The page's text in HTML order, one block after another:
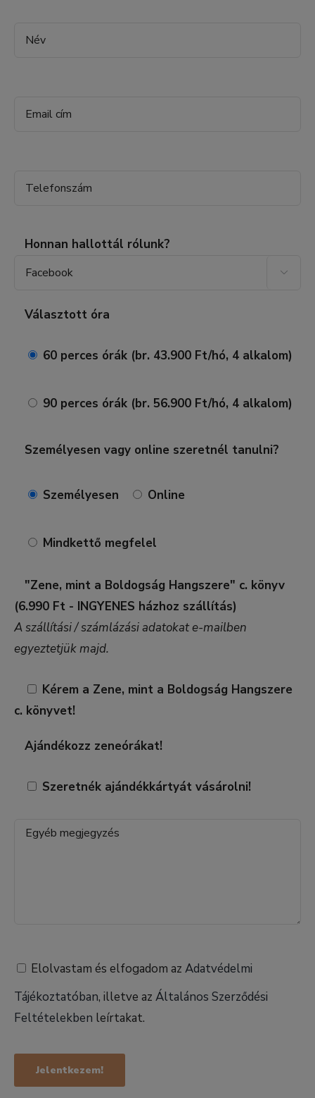
Honnan hallottál rólunk?

Választott óra
60 perces órák (br. 43.900 Ft/hó, 4 alkalom)
90 perces órák (br. 56.900 Ft/hó, 4 alkalom)
Személyesen vagy online szeretnél tanulni?
Személyesen Online
Mindkettő megfelel
"Zene, mint a Boldogság Hangszere" c. könyv
(6.990 Ft - INGYENES házhoz szállítás)
A szállítási / számlázási adatokat e-mailben
egyeztetjük majd.
Kérem a Zene, mint a Boldogság Hangszere
c. könyvet!
Ajándékozz zeneórákat!
Szeretnék ajándékkártyát vásárolni!
Elolvastam és elfogadom az Adatvédelmi
Tájékoztatóban, illetve az Általános Szerződési
Feltételekben leírtakat.